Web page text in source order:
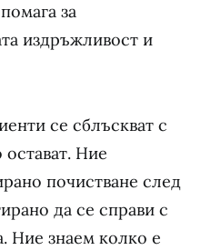
за
издръжливост и
се сблъскват с
Ние
почистване след
да се справи с
Ние знаем колко е